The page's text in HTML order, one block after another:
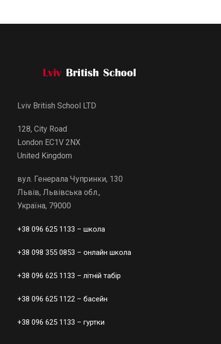
Lviv British School LTD
128, City Road
London EC1V 2NX
United Kingdom
вул. Генерала Чупринки, 130
Львів, Львівська обл.,
Україна, 79000
+38 096 625 1133 – школа
+38 098 355 0853 – онлайн школа
+38 096 625 1133 – літній табір
+38 096 625 1122 – басейн
+38 096 625 1133 – гуртки